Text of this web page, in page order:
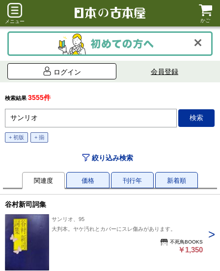
メニュー かご
ログイン 会員登録
検索結果 3555件
+ 初版 + 揃
絞り込み検索
関連度 価格 刊行年 新着順
谷村新司詞集
サンリオ、95
大判本。ヤケ汚れとカバーにスレ傷みがあります。
不死鳥BOOKS
￥1,350